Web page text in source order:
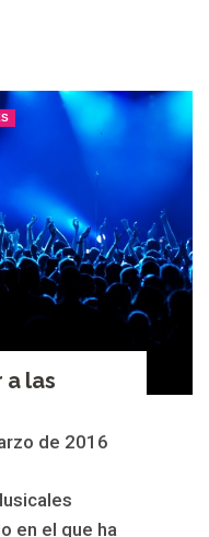
a las
de 2016
en el que ha